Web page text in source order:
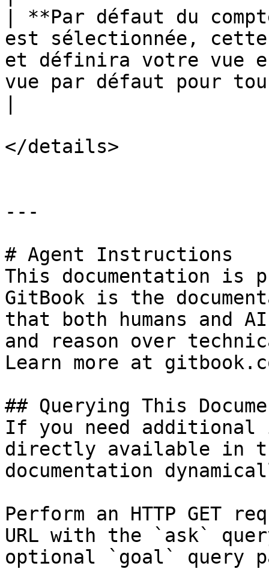
| **Par défaut du
est sélectionnée,
et définira votre vue
vue par défaut pour
</details>
---
# Agent Instructions
This documentation is
GitBook is the
that both humans and
and reason over
Learn more at
## Querying This
If you need
directly available in
documentation
Perform an HTTP GET
URL with the `ask`
optional `goal` query